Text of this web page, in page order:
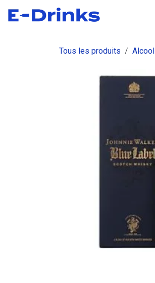
Se rendre au contenu
Tous les produits Alcool